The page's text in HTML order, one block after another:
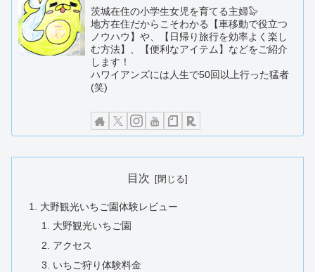
茨城在住の小学生女児を育てる主婦🦭
地方在住だからこそわかる【車移動で役立つ
ノウハウ】や、【日帰り旅行を効率よく楽し
む方法】、【便利なアイテム】などをご紹介
します！
ハワイアンズには人生で50回以上行った猛者
(笑)
目次
大野観光いちご園体験レビュー
大野観光いちご園
アクセス
いちご狩り体験料金